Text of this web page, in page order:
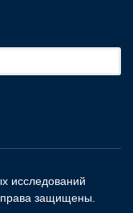
исследований
защищены.